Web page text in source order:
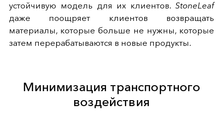
устойчивую модель для их клиентов. StoneLeaf
даже поощряет клиентов возвращать
материалы, которые больше не нужны, которые
затем перерабатываются в новые продукты.
Минимизация транспортного
воздействия